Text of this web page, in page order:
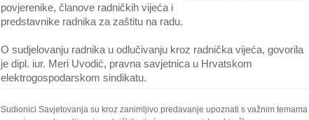
povjerenike, članove radničkih vijeća i
predstavnike radnika za zaštitu na radu.
O sudjelovanju radnika u odlučivanju kroz radnička vijeća, govorila
je dipl. iur. Meri Uvodić, pravna savjetnica u Hrvatskom
elektrogospodarskom sindikatu.
Sudionici Savjetovanja su kroz zanimljivo predavanje upoznati s važnim temama